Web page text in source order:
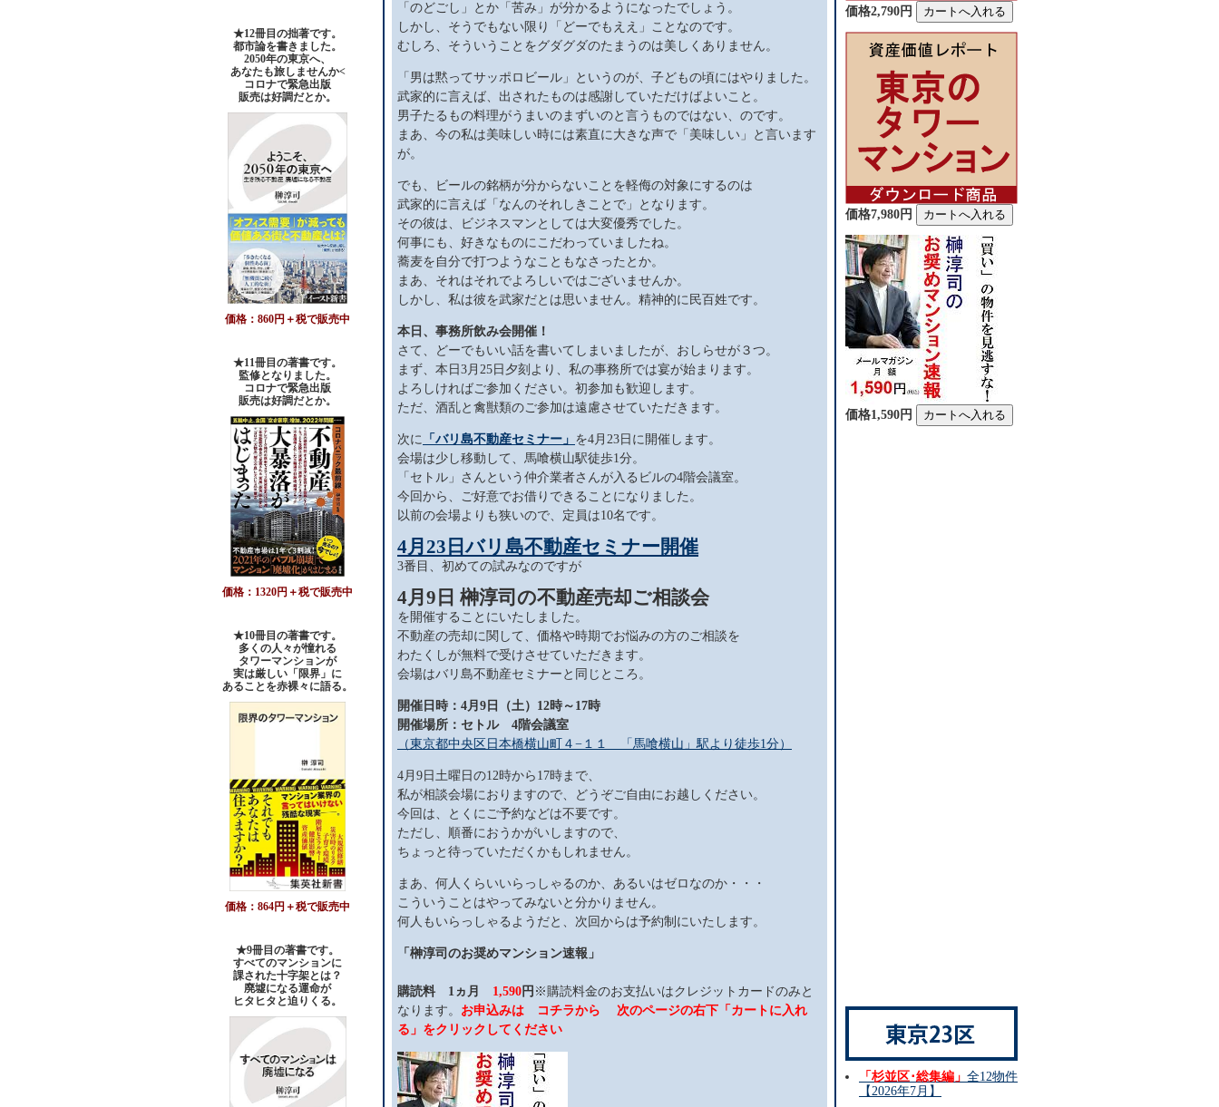
★12冊目の拙著です。
都市論を書きました。
2050年の東京へ、
あなたも旅しませんか<
コロナで緊急出版
販売は好調だとか。
価格：860円＋税で販売中
★11冊目の著書です。
監修となりました。
コロナで緊急出版
販売は好調だとか。
価格：1320円＋税で販売中
★10冊目の著書です。
多くの人々が憧れる
タワーマンションが
実は厳しい「限界」に
あることを赤裸々に語る。
価格：864円＋税で販売中
★9冊目の著書です。
すべてのマンションに
課された十字架とは？
廃墟になる運命が
ヒタヒタと迫りくる。
「のどごし」とか「苦み」が分かるようになったでしょう。
しかし、そうでもない限り「どーでもええ」ことなのです。
むしろ、そういうことをグダグダのたまうのは美しくありません。
「男は黙ってサッポロビール」というのが、子どもの頃にはやりました。
武家的に言えば、出されたものは感謝していただけばよいこと。
男子たるもの料理がうまいのまずいのと言うものではない、のです。
まあ、今の私は美味しい時には素直に大きな声で「美味しい」と言います
が。
でも、ビールの銘柄が分からないことを軽侮の対象にするのは
武家的に言えば「なんのそれしきことで」となります。
その彼は、ビジネスマンとしては大変優秀でした。
何事にも、好きなものにこだわっていましたね。
蕎麦を自分で打つようなこともなさったとか。
まあ、それはそれでよろしいではございませんか。
しかし、私は彼を武家だとは思いません。精神的に民百姓です。
本日、事務所飲み会開催！
さて、どーでもいい話を書いてしまいましたが、おしらせが３つ。
まず、本日3月25日夕刻より、私の事務所では宴が始まります。
よろしければご参加ください。初参加も歓迎します。
ただ、酒乱と禽獣類のご参加は遠慮させていただきます。
次に 「バリ島不動産セミナー」 を4月23日に開催します。
会場は少し移動して、馬喰横山駅徒歩1分。
「セトル」さんという仲介業者さんが入るビルの4階会議室。
今回から、ご好意でお借りできることになりました。
以前の会場よりも狭いので、定員は10名です。
4月23日バリ島不動産セミナー開催
3番目、初めての試みなのですが
4月9日 榊淳司の不動産売却ご相談会
を開催することにいたしました。
不動産の売却に関して、価格や時期でお悩みの方のご相談を
わたくしが無料で受けさせていただきます。
会場はバリ島不動産セミナーと同じところ。
開催日時：4月9日（土）12時～17時
開催場所：セトル 4階会議室
（東京都中央区日本橋横山町４−１１ 「馬喰横山」駅より徒歩1分）
4月9日土曜日の12時から17時まで、
私が相談会場におりますので、どうぞご自由にお越しください。
今回は、とくにご予約などは不要です。
ただし、順番におうかがいしますので、
ちょっと待っていただくかもしれません。
まあ、何人くらいいらっしゃるのか、あるいはゼロなのか・・・
こういうことはやってみないと分かりません。
何人もいらっしゃるようだと、次回からは予約制にいたします。
「榊淳司のお奨めマンション速報」
購読料 1ヵ月 1,590 円 ※購読料金のお支払いはクレジットカードのみと
なります。 お申込みは コチラから 次のページの右下「カートに入れ
る」をクリックしてください
価格2,790円
価格7,980円
価格1,590円
「杉並区･総集編」 全12物件
【2026年7月】